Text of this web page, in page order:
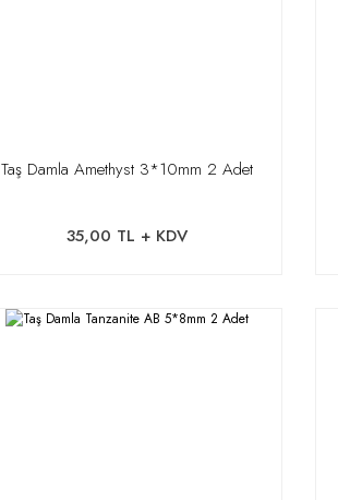
Taş Damla Amethyst 3*10mm 2 Adet
35,00 TL + KDV